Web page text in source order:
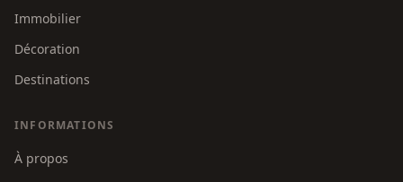
Immobilier
Décoration
Destinations
INFORMATIONS
À propos